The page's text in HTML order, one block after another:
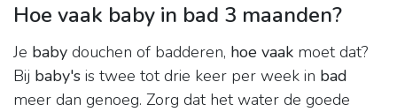
Hoe vaak baby in bad 3 maanden?
Je baby douchen of badderen, hoe vaak moet dat?
Bij baby's is twee tot drie keer per week in bad
meer dan genoeg. Zorg dat het water de goede